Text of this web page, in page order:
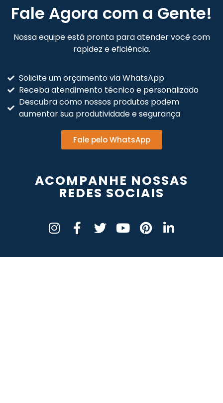
Fale Agora com a Gente!
Nossa equipe está pronta para atender você com
rapidez e eficiência.
Solicite um orçamento via WhatsApp
Receba atendimento técnico e personalizado
Descubra como nossos produtos podem
aumentar sua produtividade e segurança
Fale pelo WhatsApp
ACOMPANHE NOSSAS
REDES SOCIAIS